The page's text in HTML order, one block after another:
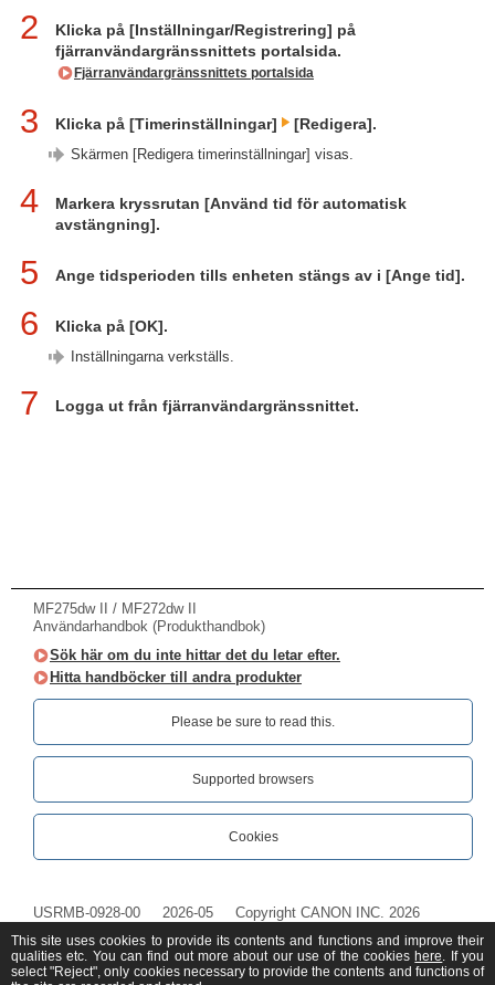
2
Klicka på [Inställningar/Registrering] på
fjärranvändargränssnittets portalsida.
Fjärranvändargränssnittets portalsida
3 Klicka på [Timerinställningar] [Redigera].
Skärmen [Redigera timerinställningar] visas.
4
Markera kryssrutan [Använd tid för automatisk
avstängning].
5 Ange tidsperioden tills enheten stängs av i [Ange tid].
6 Klicka på [OK].
Inställningarna verkställs.
7 Logga ut från fjärranvändargränssnittet.
MF275dw II / MF272dw II
Användarhandbok (Produkthandbok)
Sök här om du inte hittar det du letar efter.
Hitta handböcker till andra produkter
Please be sure to read this.‎
Supported browsers
Cookies
USRMB-0928-00 2026-05 Copyright CANON INC. 2026
This site uses cookies to provide its contents and functions and improve their
qualities etc. You can find out more about our use of the cookies here. If you
select "Reject", only cookies necessary to provide the contents and functions of